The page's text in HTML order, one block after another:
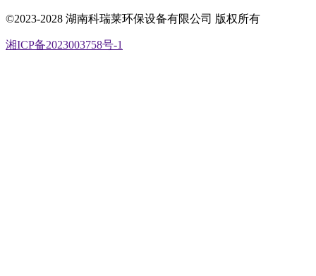
©2023-2028 湖南科瑞莱环保设备有限公司 版权所有
湘ICP备2023003758号-1